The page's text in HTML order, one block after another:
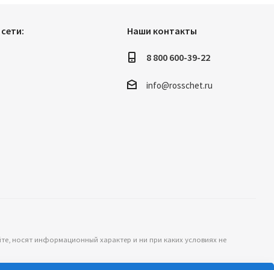
Наши контакты
8 800 600-39-22
info@rosschet.ru
носят информационный характер и ни при каких условиях не